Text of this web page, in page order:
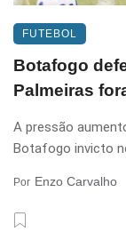
FUTEBOL
Botafogo
Palmeiras
A pressão
Botafogo invicto
Por Enzo Carvalho